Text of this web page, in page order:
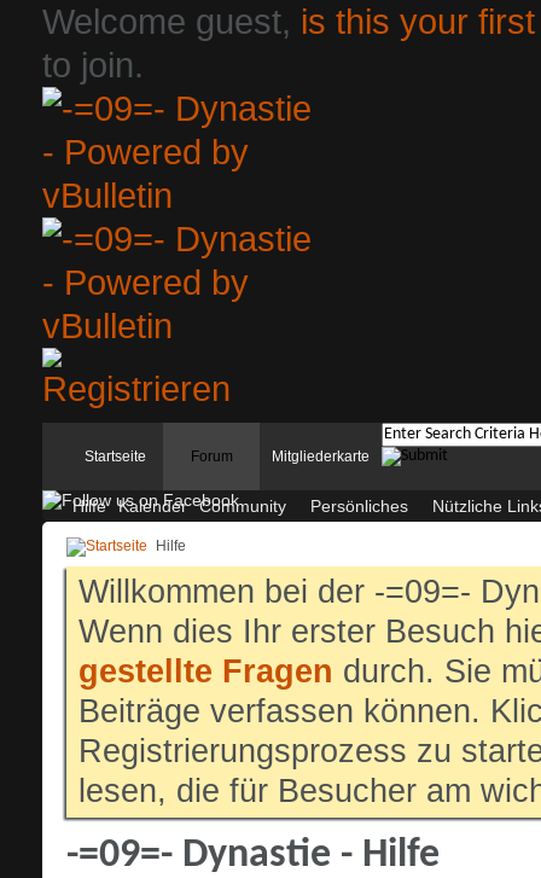
Welcome guest, is this your
to join.
Startseite Forum
Hilfe Kalender Community Persönliches Nützliche
Mitgliederkarte
Hilfe
Willkommen bei der -=09=-
Wenn dies Ihr erster Besuch
gestellte Fragen durch. Sie
Beiträge verfassen können.
Registrierungsprozess zu
lesen, die für Besucher am
-=09=- Dynastie - Hilfe